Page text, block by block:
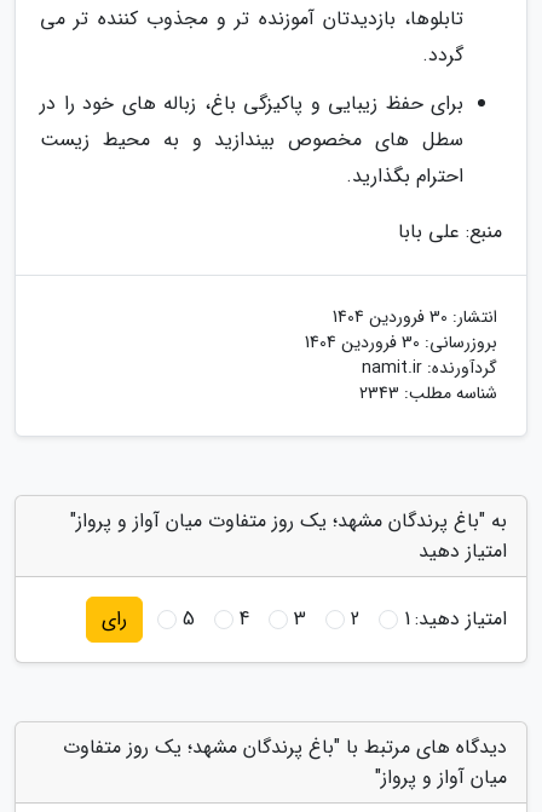
تابلوها، بازدیدتان آموزنده تر و مجذوب کننده تر می
گردد.
برای حفظ زیبایی و پاکیزگی باغ، زباله های خود را در
سطل های مخصوص بیندازید و به محیط زیست
احترام بگذارید.
منبع: علی بابا
انتشار: 30 فروردین 1404
بروزرسانی: 30 فروردین 1404
گردآورنده: namit.ir
شناسه مطلب: 2343
به "باغ پرندگان مشهد؛ یک روز متفاوت میان آواز و پرواز"
امتیاز دهید
امتیاز دهید:1
2
3
4
5 رای
دیدگاه های مرتبط با "باغ پرندگان مشهد؛ یک روز متفاوت
میان آواز و پرواز"